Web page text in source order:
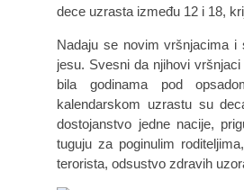
dece uzrasta između 12 i 18,
Nadaju se novim vršnjacima
jesu. Svesni da njihovi
bila godinama pod
kalendarskom uzrastu su
dostojanstvo jedne nacije,
tuguju za poginulim
terorista, odsustvo zdravih